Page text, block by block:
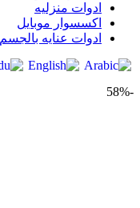
ادوات منزليه
اكسسوار موبايل
ادوات عنايه بالجسم
-58%